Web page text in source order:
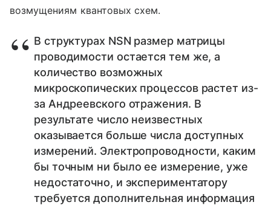
возмущениям квантовых схем.
В структурах NSN размер матрицы
проводимости остается тем же, а
количество возможных
микроскопических процессов растет из-
за Андреевского отражения. В
результате число неизвестных
оказывается больше числа доступных
измерений. Электропроводности, каким
бы точным ни было ее измерение, уже
недостаточно, и экспериментатору
требуется дополнительная информация